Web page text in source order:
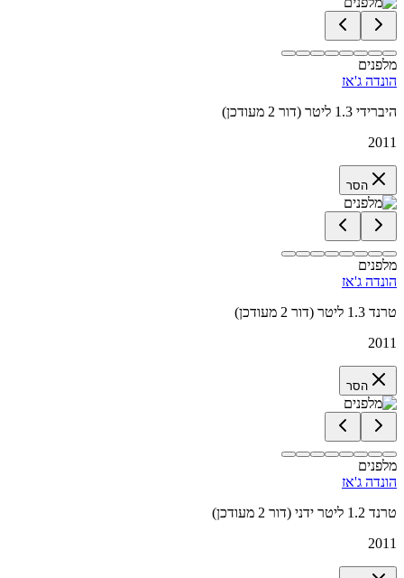
מלפנים
הונדה ג'אז
היברידי 1.3 ליטר (דור 2 מעודכן)
2011
הסר
מלפנים
הונדה ג'אז
טרנד 1.3 ליטר (דור 2 מעודכן)
2011
הסר
מלפנים
הונדה ג'אז
טרנד 1.2 ליטר ידני (דור 2 מעודכן)
2011